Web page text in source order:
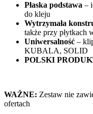
Płaska podstawa –
do kleju
Wytrzymała
także przy płytkach
Uniwersalność –
KUBALA, SOLID
POLSKI
WAŻNE: Zestaw nie
ofertach